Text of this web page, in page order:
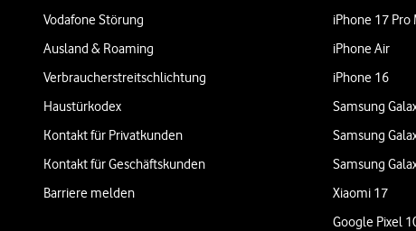
Vodafone Störung
Ausland & Roaming
Verbraucherstreitschlichtung
Haustürkodex
Kontakt für Privatkunden
Kontakt für Geschäftskunden
Barriere melden
iPhone 17 Pro
iPhone Air
iPhone 16
Samsung
Samsung
Samsung
Xiaomi 17
Google Pixel